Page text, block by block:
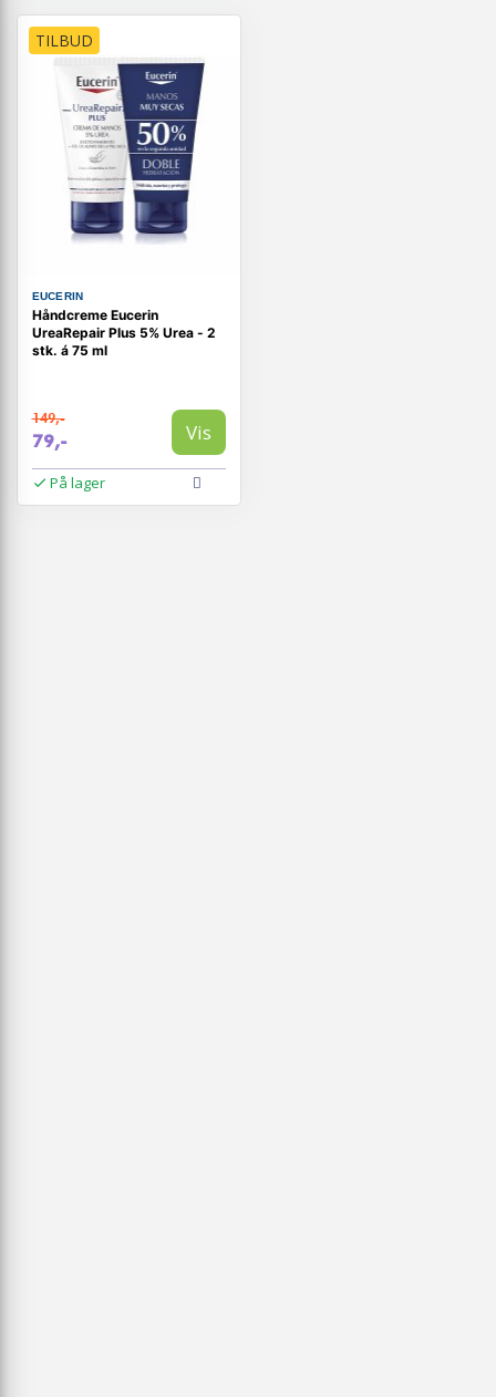
TILBUD
EUCERIN
Håndcreme Eucerin
UreaRepair Plus 5% Urea - 2
stk. á 75 ml
149,-
79,- Vis
På lager